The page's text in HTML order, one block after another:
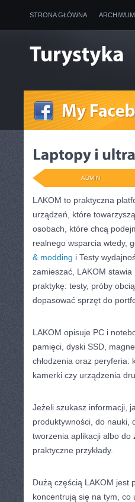
STRONA GŁÓWNA ARCHIWUM
ADMIN
LAKOM to praktyczna
urządzeń, które
osobach, które chcą
realnego wsparcia wtedy,
& modding i Testy
zamieszać, LAKOM
praktykę: testy, próby
dopasować sprzęt do
LAKOM opisuje PC i
pamięci, dyski SSD,
chłodzenia oraz peryferia:
kamerki czy urządzenia
Jeżeli szukasz informacji,
produktywności, do nauki,
tworzenia aplikacji albo do
praktyczne przykłady.
Dużą częścią LAKOM jest
koncentrują się na tym, co